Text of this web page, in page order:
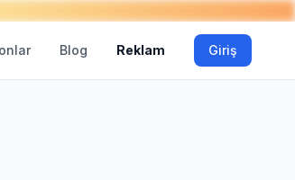
Blog Reklam Giriş